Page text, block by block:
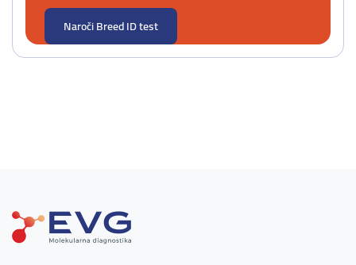
Naroči Breed ID test